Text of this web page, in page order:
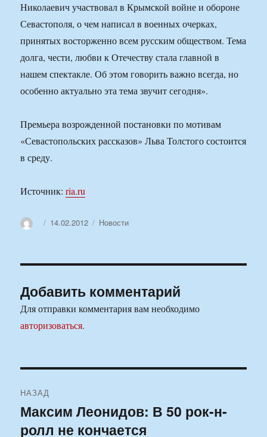
Николаевич участвовал в Крымской войне и обороне
Севастополя, о чем написал в военных очерках,
принятых восторженно всем русским обществом. Тема
долга, чести, любви к Отечеству стала главной в
нашем спектакле. Об этом говорить важно всегда, но
особенно актуально эта тема звучит сегодня».
Премьера возрожденной постановки по мотивам
«Севастопольских рассказов» Льва Толстого состоится
в среду.
Источник:ria.ru
АвторОпубликовано
14.02.2012 Рубрики
Новости
Добавить комментарий
Для отправки комментария вам необходимо
авторизоваться.
по
записям
НАЗАД
Предыдущая
запись:
Максим Леонидов: В 50 рок-н-
ролл не кончается